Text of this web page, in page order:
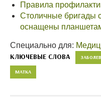
Правила
Столичные бригады
оснащены
Специально для:
КЛЮЧЕВЫЕ СЛОВА
МАТКА